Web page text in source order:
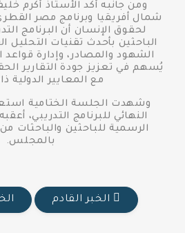
ومن جانبه أكد الأستاذ أكرم
شمال أفريقيا وبرنامج مصر
لحقوق الإنسان أن البرنامج
الباحثين بأحدث تقنيات التحليل
الشهود والمصادر، وإدارة قواعد
يُسهم في تعزيز جودة التقارير
مع المعايير الدولية
وشهدت الجلسة الختامية
النهائي للبرنامج التدريبي،
الرسمية للباحثين والباحثات
بالمجلس.
الخبر القادم